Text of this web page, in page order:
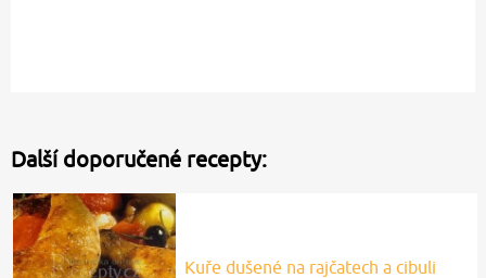
Další doporučené recepty:
Kuře dušené na rajčatech a cibuli